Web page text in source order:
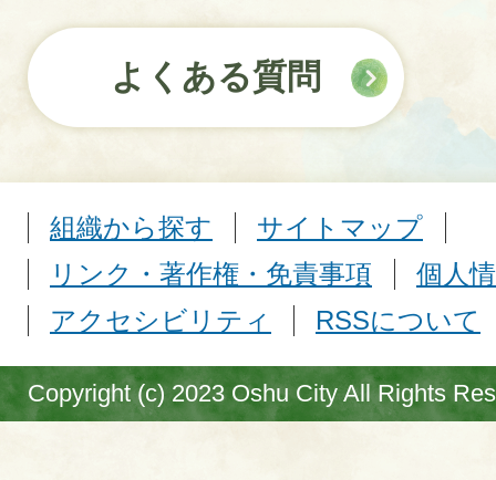
よくある質問
組織から探す
サイトマップ
リンク・著作権・免責事項
個人
アクセシビリティ
RSSについて
Copyright (c) 2023 Oshu City All Rights